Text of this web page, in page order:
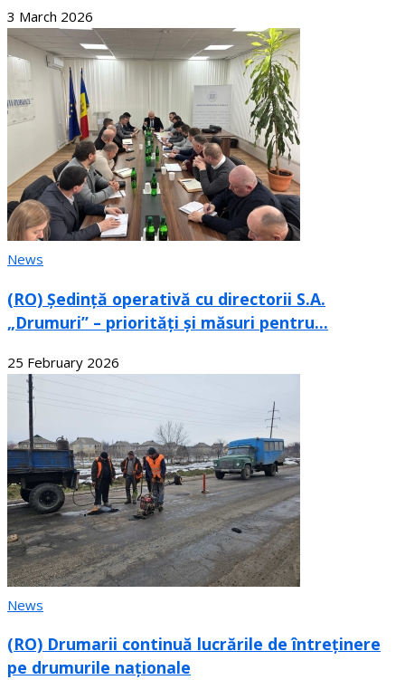
3 March 2026
News
(RO) Ședință operativă cu directorii S.A.
„Drumuri” – priorități și măsuri pentru...
25 February 2026
News
(RO) Drumarii continuă lucrările de întreținere
pe drumurile naționale